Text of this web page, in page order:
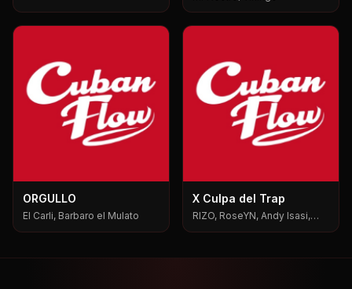
ORGULLO
El Carli, Barbaro el Mulato
X Culpa del Trap
RIZO, RoseYN, Andy Isasi,